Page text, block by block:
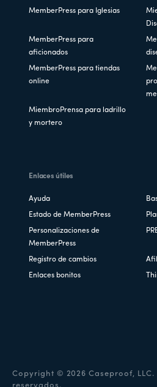
MemberPress para Iglesias
MemberPress para
aficionados
MemberPress para tiendas
online
MiembroPrensa para ladrillo
y mortero
Enlaces útiles
Ayuda
Estado de MemberPress
Personalizaciones de
MemberPress
Registro de cambios
Enlaces bonitos
Copyright © 2026 Caseproof, LLC.